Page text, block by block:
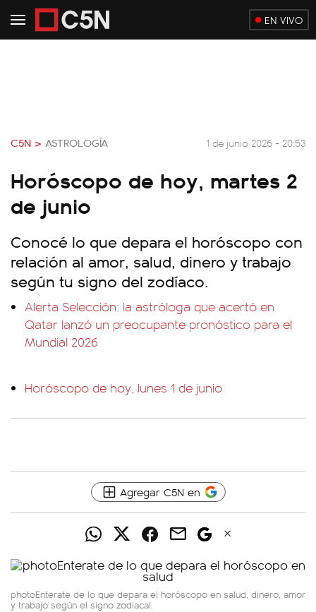
EN VIVO
C5N > ASTROLOGÍA 1 de junio 2026 - 20:53
Horóscopo de hoy, martes 2
de junio
Conocé lo que depara el horóscopo con
relación al amor, salud, dinero y trabajo
según tu signo del zodíaco.
Alerta Selección: la astróloga que acertó en
Qatar lanzó un preocupante pronóstico para el
Mundial 2026
Horóscopo de hoy, lunes 1 de junio
Agregar C5N en
photoEnterate de lo que depara el horóscopo en salud, dinero, amor
y trabajo según el signo zodiacal.